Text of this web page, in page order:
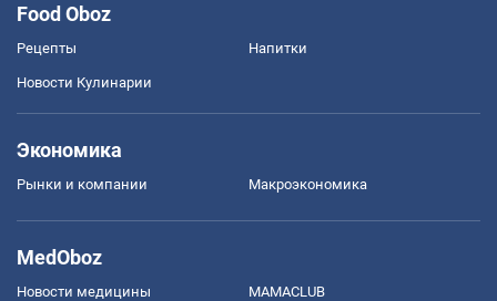
Food Oboz
Рецепты Напитки
Новости Кулинарии
Экономика
Рынки и компании Mакроэкономика
MedOboz
Новости медицины MAMACLUB